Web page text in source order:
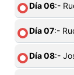
Día 06:-
Día 07:-
Día 08:-